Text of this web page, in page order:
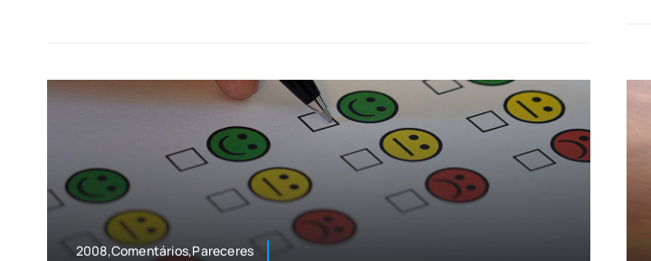
2008,Comentários,Pareceres